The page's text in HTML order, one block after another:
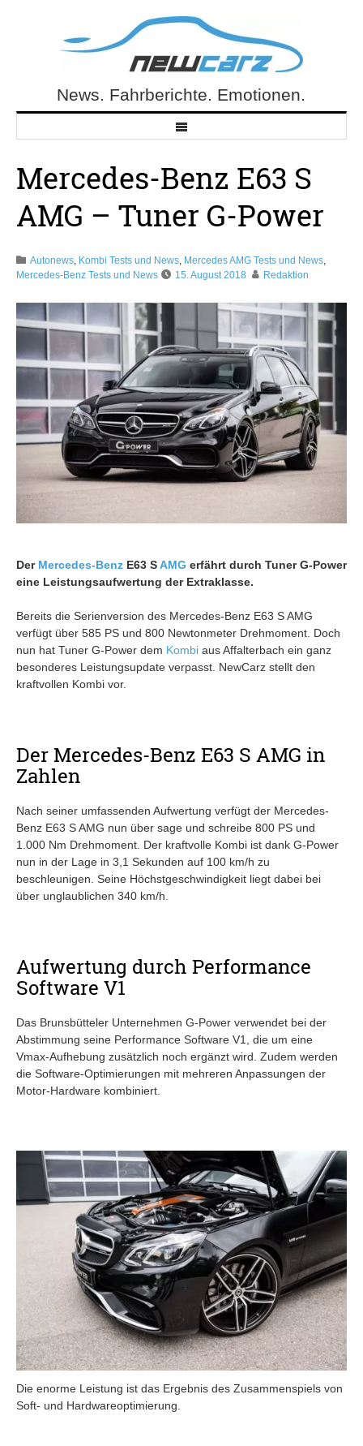
NewCarz.deNews. Fahrberichte. Emotionen.
Mercedes-Benz E63 S
AMG – Tuner G-Power
Autonews, Kombi Tests und News, Mercedes AMG Tests und News,
Mercedes-Benz Tests und News
15. August 2018 Redaktion
Der Mercedes-Benz E63 SAMG erfährt durch Tuner G-Power
eine Leistungsaufwertung der Extraklasse.
Bereits die Serienversion des Mercedes-Benz E63 S AMG
verfügt über 585 PS und 800 Newtonmeter Drehmoment. Doch
nun hat Tuner G-Power dem Kombi aus Affalterbach ein ganz
besonderes Leistungsupdate verpasst. NewCarz stellt den
kraftvollen Kombi vor.
Der Mercedes-Benz E63 S AMG in
Zahlen
Nach seiner umfassenden Aufwertung verfügt der Mercedes-
Benz E63 S AMG nun über sage und schreibe 800 PS und
1.000 Nm Drehmoment. Der kraftvolle Kombi ist dank G-Power
nun in der Lage in 3,1 Sekunden auf 100 km/h zu
beschleunigen. Seine Höchstgeschwindigkeit liegt dabei bei
über unglaublichen 340 km/h.
Aufwertung durch Performance
Software V1
Das Brunsbütteler Unternehmen G-Power verwendet bei der
Abstimmung seine Performance Software V1, die um eine
Vmax-Aufhebung zusätzlich noch ergänzt wird. Zudem werden
die Software-Optimierungen mit mehreren Anpassungen der
Motor-Hardware kombiniert.
Die enorme Leistung ist das Ergebnis des Zusammenspiels von
Soft- und Hardwareoptimierung.